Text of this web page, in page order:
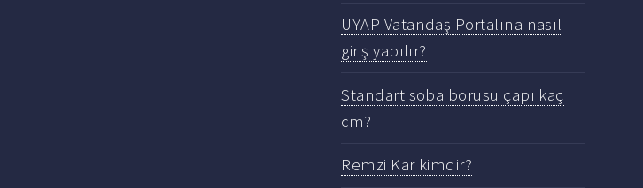
UYAP Vatandaş Portalına nasıl
giriş yapılır?
Standart soba borusu çapı kaç
cm?
Remzi Kar kimdir?